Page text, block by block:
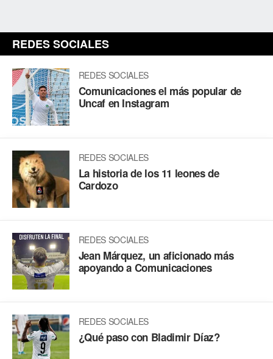
REDES SOCIALES
REDES SOCIALES
Comunicaciones el más popular de
Uncaf en Instagram
REDES SOCIALES
La historia de los 11 leones de
Cardozo
REDES SOCIALES
Jean Márquez, un aficionado más
apoyando a Comunicaciones
REDES SOCIALES
¿Qué paso con Bladimir Díaz?